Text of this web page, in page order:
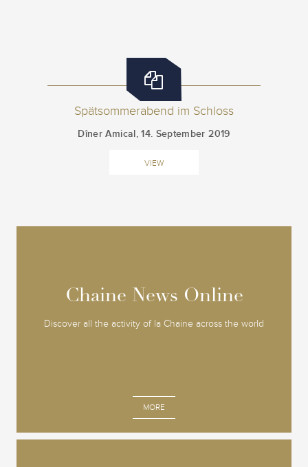
Spätsommerabend im Schloss
Dîner Amical, 14. September 2019
VIEW
Chaine News Online
Discover all the activity of la Chaine across the world
MORE
Chaine News Online